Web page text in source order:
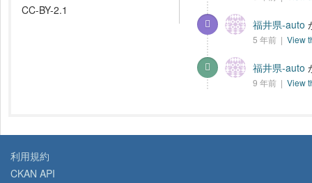
CC-BY-2.1
福井県-auto
5 年前 | View
福井県-auto
9 年前 | View
利用規約
CKAN API